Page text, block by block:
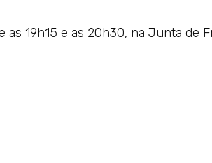
as 19h15 e as 20h30, na Junta de